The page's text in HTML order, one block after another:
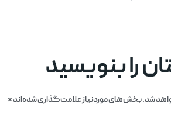
را بنویسید
شد.بخش‌های موردنیاز علامت‌گذاری شده‌اند*